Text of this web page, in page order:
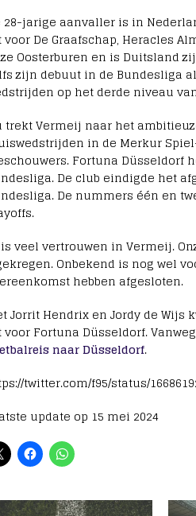
28-jarige aanvaller is in
De Graafschap, Heracles
Oosterburen en is Duitsland
zijn debuut in de Bundesliga
op het derde niveau
trekt Vermeij naar het
in de Merkur
Fortuna Düsseldorf
De club eindigde het
De nummers één en
veel vertrouwen in Vermeij.
Onbekend is nog wel
hebben afgesloten.
Jorrit Hendrix en Jordy de
voor Fortuna Düsseldorf.
naarDüsseldorf.
twitter.com/f95/status/
update op 15 mei 2024